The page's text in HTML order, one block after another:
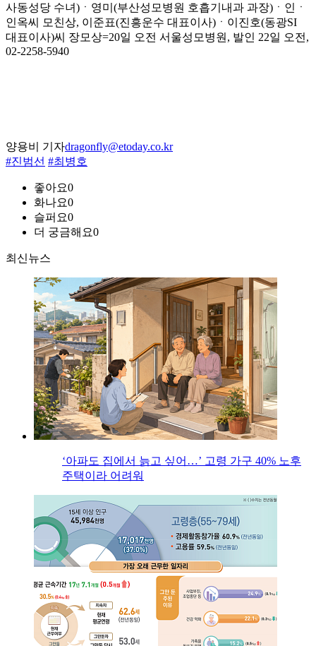
사동성당 수녀)ㆍ영미(부산성모병원 호흡기내과 과장)ㆍ인ㆍ
인옥씨 모친상, 이준표(진흥운수 대표이사)ㆍ이진호(동광SI
대표이사)씨 장모상=20일 오전 서울성모병원, 발인 22일 오전,
02-2258-5940
양용비 기자dragonfly@etoday.co.kr
#진범선 #최병호
좋아요0
화나요0
슬퍼요0
더 궁금해요0
최신뉴스
‘아파도 집에서 늙고 싶어…’ 고령 가구 40% 노후
주택이라 어려워